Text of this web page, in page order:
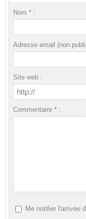
Nom * :
Adresse email (non
Site web :
Commentaire * :
Me notifier l'arrivée